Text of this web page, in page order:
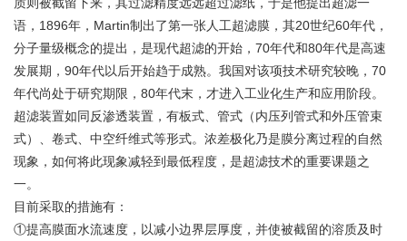
语，1896年，Martin制出了第一张人工超滤膜，其20世纪60年代，
分子量级概念的提出，是现代超滤的开始，70年代和80年代是高速
发展期，90年代以后开始趋于成熟。我国对该项技术研究较晚，70
年代尚处于研究期限，80年代末，才进入工业化生产和应用阶段。
超滤装置如同反渗透装置，有板式、管式（内压列管式和外压管束
式）、卷式、中空纤维式等形式。浓差极化乃是膜分离过程的自然
现象，如何将此现象减轻到最低程度，是超滤技术的重要课题之
一。
目前采取的措施有：
①提高膜面水流速度，以减小边界层厚度，并使被截留的溶质及时